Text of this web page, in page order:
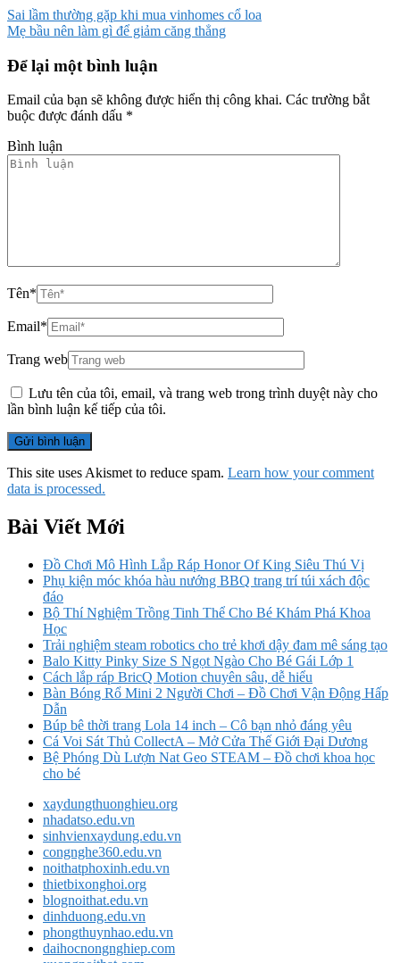
Sai lầm thường gặp khi mua vinhomes cổ loa
Mẹ bầu nên làm gì để giảm căng thẳng
Để lại một bình luận
Email của bạn sẽ không được hiển thị công khai. Các trường bắt
buộc được đánh dấu *
Bình luận
Tên*
Email*
Trang web
Lưu tên của tôi, email, và trang web trong trình duyệt này cho
lần bình luận kế tiếp của tôi.
This site uses Akismet to reduce spam. Learn how your comment
data is processed.
Bài Viết Mới
Đồ Chơi Mô Hình Lắp Ráp Honor Of King Siêu Thú Vị
Phụ kiện móc khóa hàu nướng BBQ trang trí túi xách độc
đáo
Bộ Thí Nghiệm Trồng Tinh Thể Cho Bé Khám Phá Khoa
Học
Trải nghiệm steam robotics cho trẻ khơi dậy đam mê sáng tạo
Balo Kitty Pinky Size S Ngọt Ngào Cho Bé Gái Lớp 1
Cách lắp ráp BricQ Motion chuyên sâu, dễ hiểu
Bàn Bóng Rổ Mini 2 Người Chơi – Đồ Chơi Vận Động Hấp
Dẫn
Búp bê thời trang Lola 14 inch – Cô bạn nhỏ đáng yêu
Cá Voi Sát Thủ CollectA – Mở Cửa Thế Giới Đại Dương
Bệ Phóng Dù Lượn Nat Geo STEAM – Đồ chơi khoa học
cho bé
xaydungthuonghieu.org
nhadatso.edu.vn
sinhvienxaydung.edu.vn
congnghe360.edu.vn
noithatphoxinh.edu.vn
thietbixonghoi.org
blognoithat.edu.vn
dinhduong.edu.vn
phongthuynhao.edu.vn
daihocnongnghiep.com